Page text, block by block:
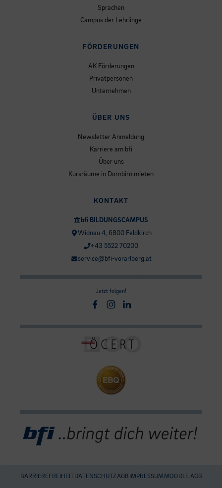
Sprachen
Campus der Lehrlinge
FÖRDERUNGEN
AK Förderungen
Privatpersonen
Unternehmen
ÜBER UNS
Newsletter Anmeldung
Karriere am bfi
Über uns
Kursräume in Dornbirn mieten
KONTAKT
bfi BILDUNGSCAMPUS
Widnau 4, 6800 Feldkirch
+43 5522 70200
service@bfi-vorarlberg.at
Jetzt folgen!
Facebook
Instagram
Linkedin
BARRIEREFREIHEIT DATENSCHUTZAGB IMPRESSUMMOODLE AGB